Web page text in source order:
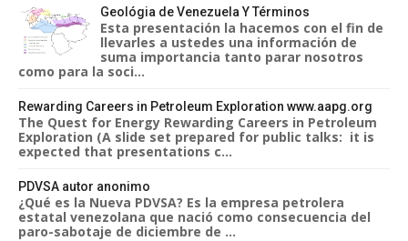
Geológia de Venezuela Y Términos
Esta presentación la hacemos con el fin de
llevarles a ustedes una información de
suma importancia tanto parar nosotros
como para la soci...
Rewarding Careers in Petroleum Exploration www.aapg.org
The Quest for Energy Rewarding Careers in Petroleum
Exploration (A slide set prepared for public talks: it is
expected that presentations c...
PDVSA autor anonimo
¿Qué es la Nueva PDVSA? Es la empresa petrolera
estatal venezolana que nació como consecuencia del
paro-sabotaje de diciembre de ...